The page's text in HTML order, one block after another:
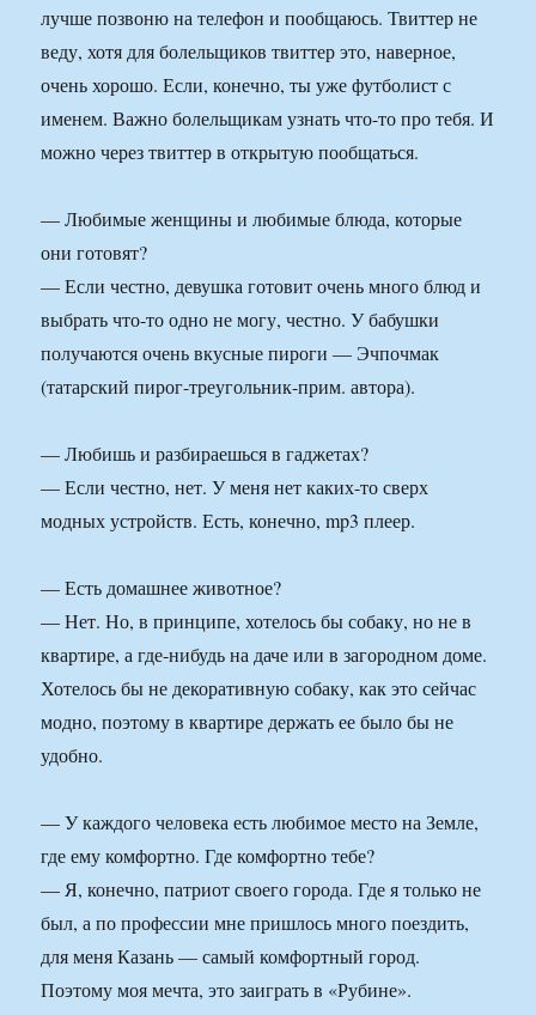
лучше позвоню на телефон и пообщаюсь. Твиттер не
веду, хотя для болельщиков твиттер это, наверное,
очень хорошо. Если, конечно, ты уже футболист с
именем. Важно болельщикам узнать что-то про тебя. И
можно через твиттер в открытую пообщаться.
— Любимые женщины и любимые блюда, которые
они готовят?
— Если честно, девушка готовит очень много блюд и
выбрать что-то одно не могу, честно. У бабушки
получаются очень вкусные пироги — Эчпочмак
(татарский пирог-треугольник-прим. автора).
— Любишь и разбираешься в гаджетах?
— Если честно, нет. У меня нет каких-то сверх
модных устройств. Есть, конечно, mp3 плеер.
— Есть домашнее животное?
— Нет. Но, в принципе, хотелось бы собаку, но не в
квартире, а где-нибудь на даче или в загородном доме.
Хотелось бы не декоративную собаку, как это сейчас
модно, поэтому в квартире держать ее было бы не
удобно.
— У каждого человека есть любимое место на Земле,
где ему комфортно. Где комфортно тебе?
— Я, конечно, патриот своего города. Где я только не
был, а по профессии мне пришлось много поездить,
для меня Казань — самый комфортный город.
Поэтому моя мечта, это заиграть в «Рубине».